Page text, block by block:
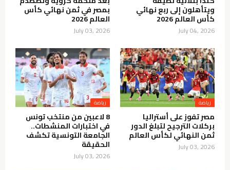
ويتأهلون إلى ربع نهائي
كأس العالم 2026
July 04, 2026
بمصر في ثمن نهائي كأس
العالم 2026
July 03, 2026
رياضة
مصر تفوز على أستراليا
بركلات الترجيح لتبلغ الدور
ثمن النهائي لكأس العالم
July 03, 2026
رياضة
8 لاعبين من منتخب تونس
في اختبارات المنشطات..
الجامعة التونسية تكشف
الحقيقة
July 03, 2026